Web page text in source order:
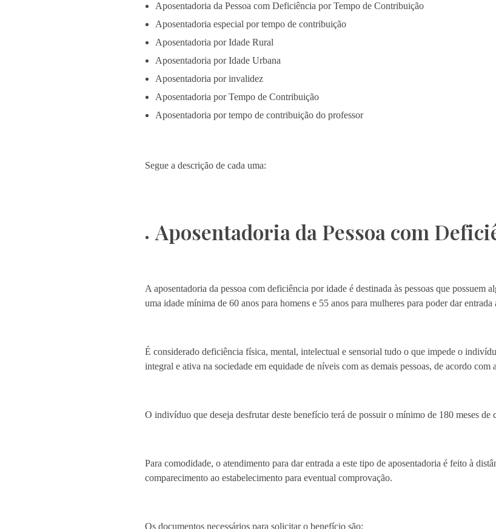
Aposentadoria da Pessoa com Deficiência por Tempo de Contribuição
Aposentadoria especial por tempo de contribuição
Aposentadoria por Idade Rural
Aposentadoria por Idade Urbana
Aposentadoria por invalidez
Aposentadoria por Tempo de Contribuição
Aposentadoria por tempo de contribuição do professor
Segue a descrição de cada uma:
Aposentadoria da Pessoa com
A aposentadoria da pessoa com deficiência por idade é destinada às pessoas que possuem
uma idade mínima de 60 anos para homens e 55 anos para mulheres para poder dar entrada
É considerado deficiência física, mental, intelectual e sensorial tudo o que impede o
integral e ativa na sociedade em equidade de níveis com as demais pessoas, de acordo
O indivíduo que deseja desfrutar deste benefício terá de possuir o mínimo de 180 meses de
Para comodidade, o atendimento para dar entrada a este tipo de aposentadoria é feito à
comparecimento ao estabelecimento para eventual comprovação.
Os documentos necessários para solicitar o benefício são: